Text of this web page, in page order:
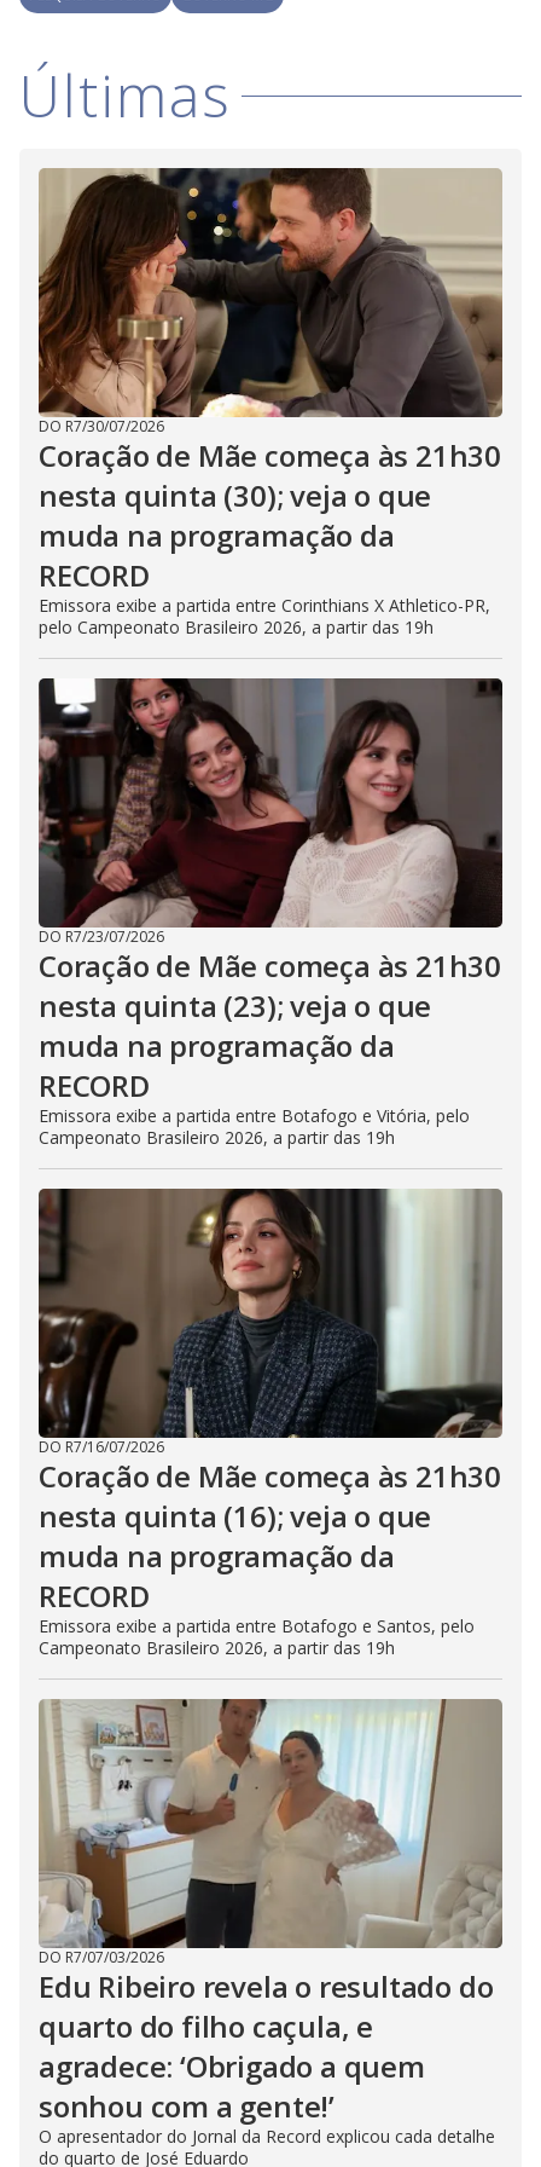
e
o
Últimas
DO R7/30/07/2026
Coração de Mãe começa às 21h30
nesta quinta (30); veja o que
muda na programação da
RECORD
Emissora exibe a partida entre Corinthians X Athletico-PR,
pelo Campeonato Brasileiro 2026, a partir das 19h
DO R7/23/07/2026
Coração de Mãe começa às 21h30
nesta quinta (23); veja o que
muda na programação da
RECORD
Emissora exibe a partida entre Botafogo e Vitória, pelo
Campeonato Brasileiro 2026, a partir das 19h
DO R7/16/07/2026
Coração de Mãe começa às 21h30
nesta quinta (16); veja o que
muda na programação da
RECORD
Emissora exibe a partida entre Botafogo e Santos, pelo
Campeonato Brasileiro 2026, a partir das 19h
DO R7/07/03/2026
Edu Ribeiro revela o resultado do
quarto do filho caçula, e
agradece: ‘Obrigado a quem
sonhou com a gente!’
O apresentador do Jornal da Record explicou cada detalhe
do quarto de José Eduardo